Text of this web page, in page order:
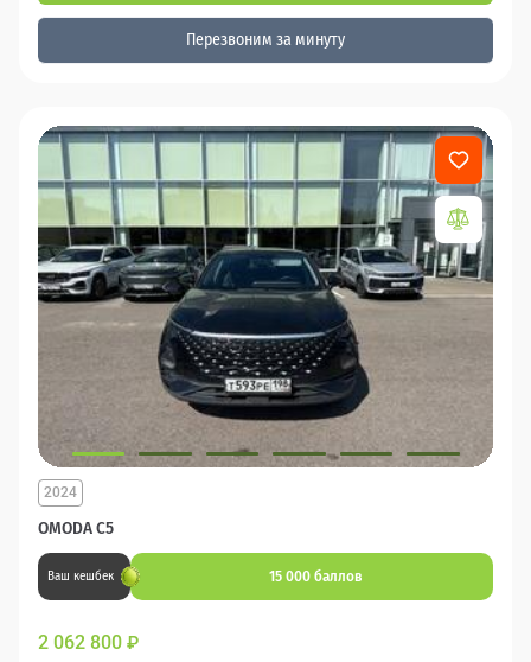
Перезвоним за минуту
OMODA C5
2024
Ваш кешбек 15 000 баллов
2 062 800 ₽